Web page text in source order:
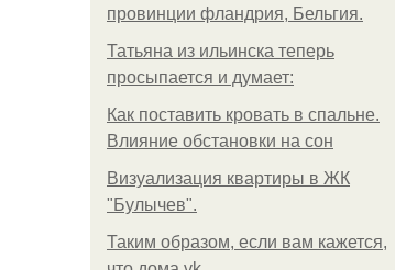
провинции фландрия, Бельгия.
Татьяна из ильинска теперь
просыпается и думает:
Как поставить кровать в спальне.
Влияние обстановки на сон
Визуализация квартиры в ЖК
"Булычев".
Таким образом, если вам кажется,